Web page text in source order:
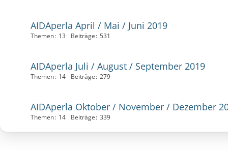
AIDAperla April / Mai / Juni 2019
Themen 13 Beiträge 531
AIDAperla Juli / August / September 2019
Themen 14 Beiträge 279
AIDAperla Oktober / November / Dezember
Themen 14 Beiträge 339